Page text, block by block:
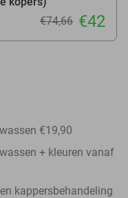
€74,66 €42
€19,90
+ kleuren vanaf
kappersbehandeling